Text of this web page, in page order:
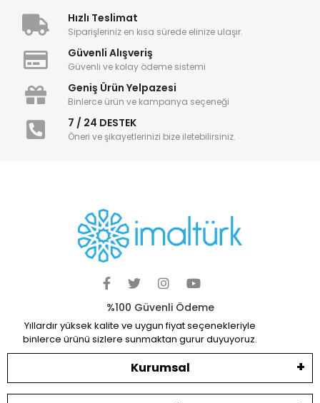
Hızlı Teslimat
Siparişleriniz en kısa sürede elinize ulaşır.
Güvenli Alışveriş
Güvenli ve kolay ödeme sistemi
Geniş Ürün Yelpazesi
Binlerce ürün ve kampanya seçeneği
7 / 24 DESTEK
Öneri ve şikayetlerinizi bize iletebilirsiniz.
%100 Güvenli Ödeme
Yıllardır yüksek kalite ve uygun fiyat seçenekleriyle
binlerce ürünü sizlere sunmaktan gurur duyuyoruz.
Kurumsal